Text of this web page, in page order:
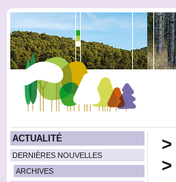
ACTUALITÉ
DERNIÈRES NOUVELLES
ARCHIVES
>
>